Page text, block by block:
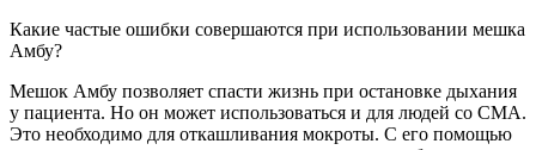
Какие частые ошибки совершаются при использовании мешка
Амбу?
Мешок Амбу позволяет спасти жизнь при остановке дыхания
у пациента. Но он может использоваться и для людей со СМА.
Это необходимо для откашливания мокроты. С его помощью